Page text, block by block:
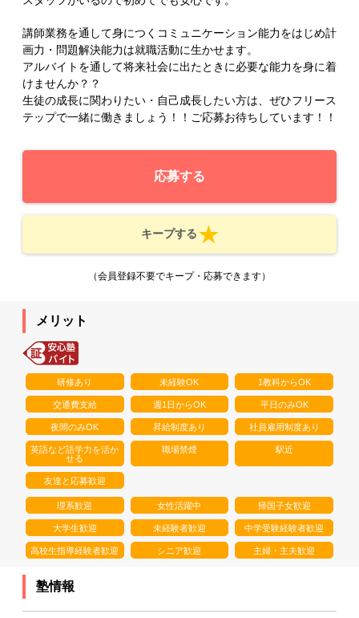
講師業務を通して身につくコミュニケーション能力をはじめ計
画力・問題解決能力は就職活動に生かせます。
アルバイトを通して将来社会に出たときに必要な能力を身に着
けませんか？？
生徒の成長に関わりたい・自己成長したい方は、ぜひフリース
テップで一緒に働きましょう！！ご応募お待ちしています！！
応募する
キープする
（会員登録不要でキープ・応募できます）
メリット
研修あり 未経験OK 1教科からOK
交通費支給 週1日からOK 平日のみOK
夜間のみOK 昇給制度あり 社員雇用制度あり
英語など語学力を活か
せる
職場禁煙 駅近
友達と応募歓迎
理系歓迎 女性活躍中 帰国子女歓迎
大学生歓迎 未経験者歓迎 中学受験経験者歓迎
高校生指導経験者歓迎 シニア歓迎 主婦・主夫歓迎
塾情報